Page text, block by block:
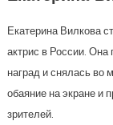
Екатерина Вилкова
актрис в России. Она
наград и снялась
обаяние на экране и
зрителей.